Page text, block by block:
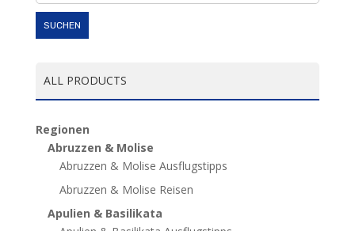
SUCHEN
ALL PRODUCTS
Regionen
Abruzzen & Molise
Abruzzen & Molise Ausflugstipps
Abruzzen & Molise Reisen
Apulien & Basilikata